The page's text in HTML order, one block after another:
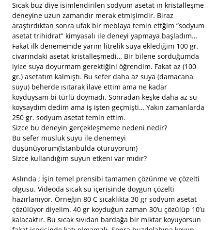
Sıcak buz diye isimlendirilen sodyum asetat ın kristalleşme
deneyine uzun zamandır merak etmişimdir. Biraz
araştırdıktan sonra ufak bir meblaya temin ettğim ”sodyum
asetat trihidrat” kimyasalı ile deneyi yapmaya başladım…
Fakat ilk denememde yarım litrelik suya eklediğim 100 gr.
civarındaki asetat kristalleşmedi… Bir bilene sorduğumda
iyice suya doyurmam gerektiğini öğrendim. Fakat az (100
gr.) asetatım kalmıştı. Bu sefer daha az suya (damacana
suyu) beherde ısıtarak ilave ettim ama ne kadar
koyduysam bi türlü doymadı. Sonradan keşke daha az su
koysaydım dedim ama iş işten geçmişti… Yakın zamanlarda
250 gr. sodyum asetat temin ettim.
Sizce bu deneyin gerçekleşmeme nedeni nedir?
Bu sefer musluk suyu ile denemeyi
düşünüyorum(İstanbulda oturuyorum)
Sizce kullandığım suyun etkeni var mıdır?
Aslında ; İşin temel prensibi tamamen çözünme ve çözelti
olgusu. Videoda sıcak su içerisinde doygun çözelti
hazırlanıyor. Örneğin 80 C sıcaklıkta 30 gr sodyum asetat
çözülüyor diyelim. 40 gr koyduğun zaman 30’u çözülüp 10’u
kalacaktır. Bu sıcak sıvıdan bardağa bir miktar koyuyorsun